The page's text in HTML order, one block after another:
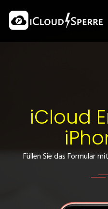
iCloud
Füllen Sie das Formular